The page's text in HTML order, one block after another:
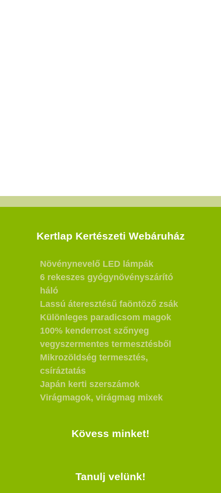
Kertlap Kertészeti Webáruház
Növénynevelő LED lámpák
6 rekeszes gyógynövényszárító
háló
Lassú áteresztésű faöntöző zsák
Különleges paradicsom magok
100% kenderrost szőnyeg
vegyszermentes termesztésből
Mikrozöldség termesztés,
csíráztatás
Japán kerti szerszámok
Virágmagok, virágmag mixek
Kövess minket!
Tanulj velünk!